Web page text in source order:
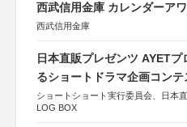
西武信用金庫 カレンダーア
西武信用金庫
日本直販プレゼンツ AYETプ
るショートドラマ企画コンテ
ショートショート実行委員会、日本
LOG BOX